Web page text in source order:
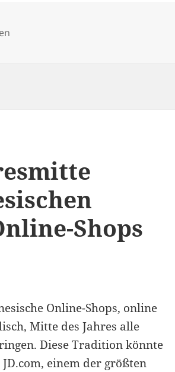
Shops
Online-Shops, online
Mitte des Jahres alle
Diese Tradition könnte
einem der größten